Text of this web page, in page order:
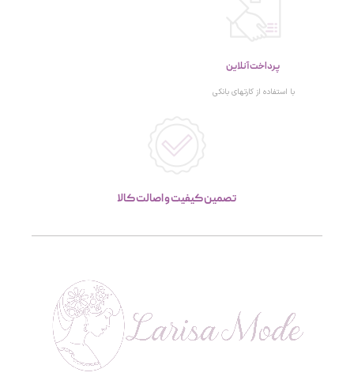
پرداخت آنلاین
با استفاده از کارتهای بانکی
تصمین کیفیت و اصالت کالا